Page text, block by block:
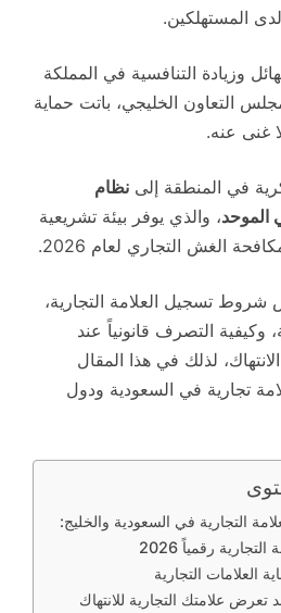
المستهلكين.
وزيادة التنافسية في المملكة
التعاون الخليجي، باتت حماية
غنى عنه.
في المنطقة إلى نظام
الموحد، والذي يوفر بيئة تشريعية
الغش التجاري لعام 2026.
شروط تسجيل العلامة التجارية،
وكيفية التصرف قانونياً عند
لذلك في هذا المقال
تجارية في السعودية ودول
التجارية في السعودية والخليج:
رقمياً 2026
العلامات التجارية
تعرض علامتك التجارية للانتهاك